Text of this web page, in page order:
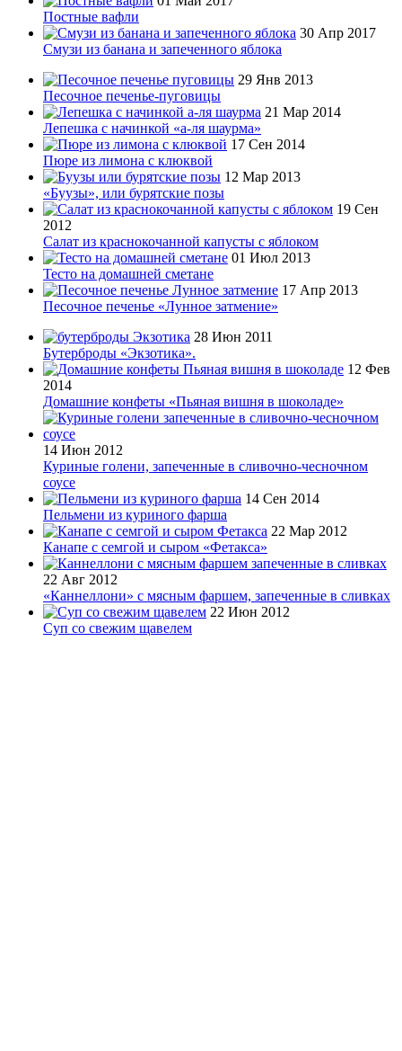
Постные вафли
30 Апр 2017
Смузи из банана и запеченного яблока
29 Янв 2013
Песочное печенье-пуговицы
21 Мар 2014
Лепешка с начинкой «а-ля шаурма»
17 Сен 2014
Пюре из лимона с клюквой
12 Мар 2013
«Буузы», или бурятские позы
19 Сен
2012
Салат из краснокочанной капусты с яблоком
01 Июл 2013
Тесто на домашней сметане
17 Апр 2013
Песочное печенье «Лунное затмение»
28 Июн 2011
Бутерброды «Экзотика».
12 Фев
2014
Домашние конфеты «Пьяная вишня в шоколаде»
14 Июн 2012
Куриные голени, запеченные в сливочно-чесночном
соусе
14 Сен 2014
Пельмени из куриного фарша
22 Мар 2012
Канапе с семгой и сыром «Фетакса»
22 Авг 2012
«Каннеллони» с мясным фаршем, запеченные в сливках
22 Июн 2012
Суп со свежим щавелем